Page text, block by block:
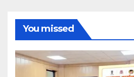
You missed